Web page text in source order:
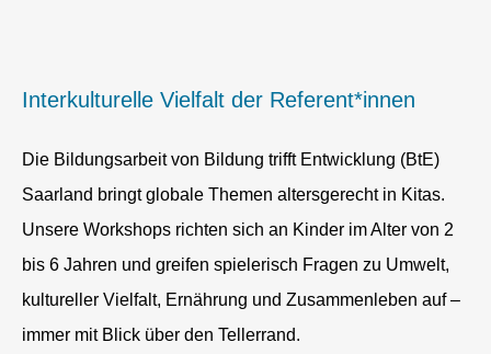
Interkulturelle Vielfalt der Referent*innen
Die Bildungsarbeit von Bildung trifft Entwicklung (BtE)
Saarland bringt globale Themen altersgerecht in Kitas.
Unsere Workshops richten sich an Kinder im Alter von 2
bis 6 Jahren und greifen spielerisch Fragen zu Umwelt,
kultureller Vielfalt, Ernährung und Zusammenleben auf –
immer mit Blick über den Tellerrand.